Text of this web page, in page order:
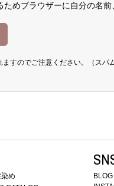
めブラウザーに自分の名
すのでご注意ください。（スパ
め
BLOG